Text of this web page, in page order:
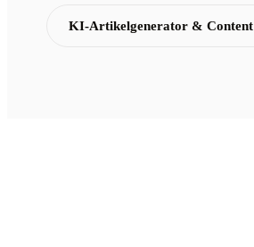
KI-Artikelgenerator & Content